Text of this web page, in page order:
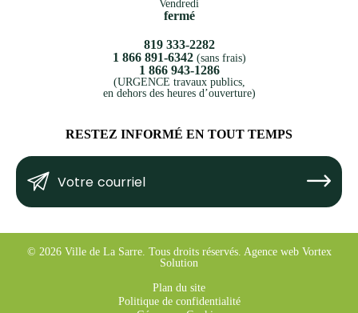
Vendredi
fermé
819 333-2282
1 866 891-6342(sans frais)
1 866 943-1286
(URGENCE travaux publics,
en dehors des heures d’ouverture)
RESTEZ INFORMÉ EN TOUT TEMPS
Votre
courriel
(Nécessaire)
Submit
© 2026 Ville de La Sarre. Tous droits réservés. Agence web Vortex
Solution
Plan du site
Politique de confidentialité